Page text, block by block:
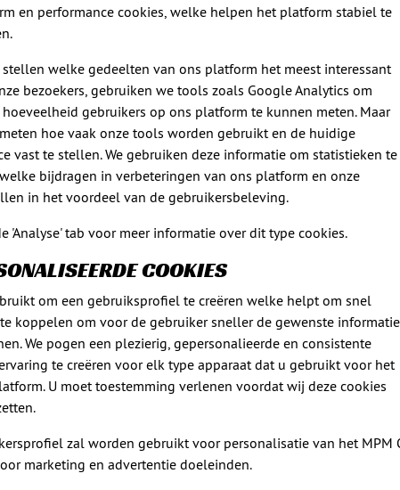
en performance cookies, welke helpen het platform stabiel te
stellen welke gedeelten van ons platform het meest interessant
bezoekers, gebruiken we tools zoals Google Analytics om
gebruikers op ons platform te kunnen meten. Maar
hoe vaak onze tools worden gebruikt en de huidige
vast te stellen. We gebruiken deze informatie om statistieken te
bijdragen in verbeteringen van ons platform en onze
in het voordeel van de gebruikersbeleving.
'Analyse' tab voor meer informatie over dit type cookies.
COOKIES
om een gebruiksprofiel te creëren welke helpt om snel
koppelen om voor de gebruiker sneller de gewenste
We pogen een plezierig, gepersonalieerde en consistente
te creëren voor elk type apparaat dat u gebruikt voor het
U moet toestemming verlenen voordat wij deze cookies
zal worden gebruikt voor personalisatie van het MPM
marketing en advertentie doeleinden.